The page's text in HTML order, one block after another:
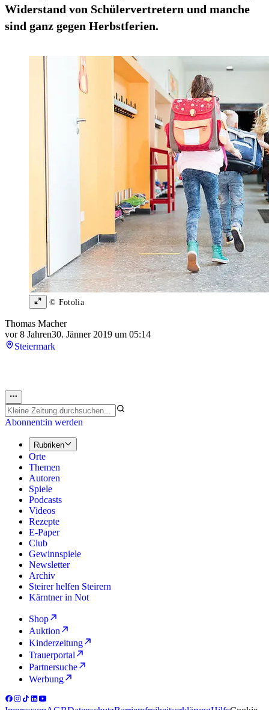
Widerstand von Schülervertretern und manche
sind ganz gegen Herbstferien.
© Fotolia
Thomas Macher
vor 8 Jahren30. Jänner 2019 um 05:14
Steiermark
Abonnent:in werden
Rubriken
Orte
Themen
Autoren
Spiele
Podcasts
Videos
Rezepte
E-Paper
Club
Gewinnspiele
Newsletter
Archiv
Steirer helfen Steirern
Kärntner in Not
Shop
Auktion
Kinderzeitung
Trauerportal
Partnersuche
Werbung